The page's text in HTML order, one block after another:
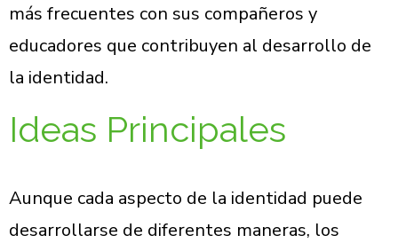
más frecuentes con sus compañeros y
educadores que contribuyen al desarrollo de
la identidad.
Ideas Principales
Aunque cada aspecto de la identidad puede
desarrollarse de diferentes maneras, los